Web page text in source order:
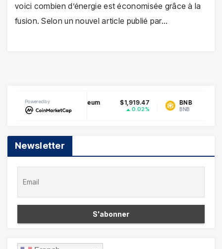
voici combien d’énergie est économisée grâce à la
fusion. Selon un nouvel article publié par…
Powered byEthereum $1,919.47
ETH
BNB
Newsletter